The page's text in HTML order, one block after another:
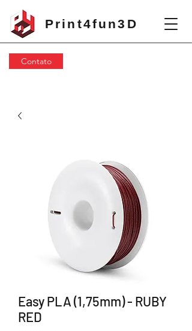
Print4fun3D
Contato
Easy PLA (1,75mm) - RUBY
RED